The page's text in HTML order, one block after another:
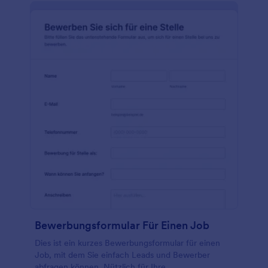
mit Ihrem Team teilen! Bleiben Sie organisiert,
schützen Sie Ihr Unternehmen und erhalten Sie
Bewerbungsformular Für Einen Job
Dies ist ein kurzes Bewerbungsformular für einen
Job, mit dem Sie einfach Leads und Bewerber